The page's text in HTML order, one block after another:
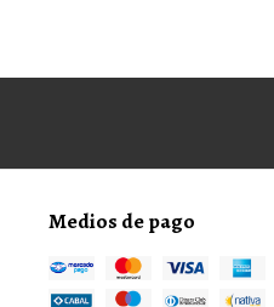
Medios de pago